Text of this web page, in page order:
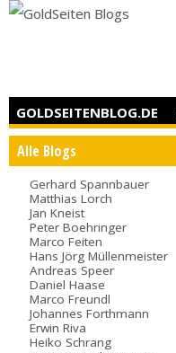
GOLDSEITENBLOG.DE
Alle Blogs
Gerhard Spannbauer
Matthias Lorch
Jan Kneist
Peter Boehringer
Marco Feiten
Hans Jörg Müllenmeister
Andreas Speer
Daniel Haase
Marco Freundl
Johannes Forthmann
Erwin Riva
Heiko Schrang